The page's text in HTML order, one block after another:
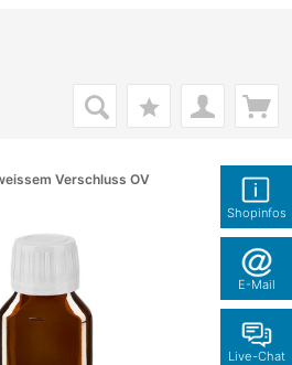
Shopinfos
E-Mail
Live-Chat
Verschluss OV